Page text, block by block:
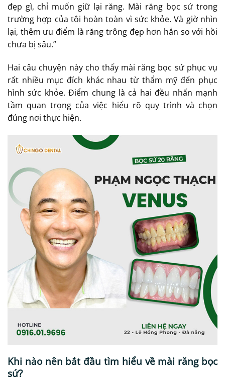
đẹp gì, chỉ muốn giữ lại răng. Mài răng bọc sứ trong
trường hợp của tôi hoàn toàn vì sức khỏe. Và giờ nhìn
lại, thêm ưu điểm là răng trông đẹp hơn hẳn so với hồi
chưa bị sâu.”
Hai câu chuyện này cho thấy mài răng bọc sứ phục vụ
rất nhiều mục đích khác nhau từ thẩm mỹ đến phục
hình sức khỏe. Điểm chung là cả hai đều nhấn mạnh
tầm quan trọng của việc hiểu rõ quy trình và chọn
đúng nơi thực hiện.
Khi nào nên bắt đầu tìm hiểu về mài răng bọc
sứ?